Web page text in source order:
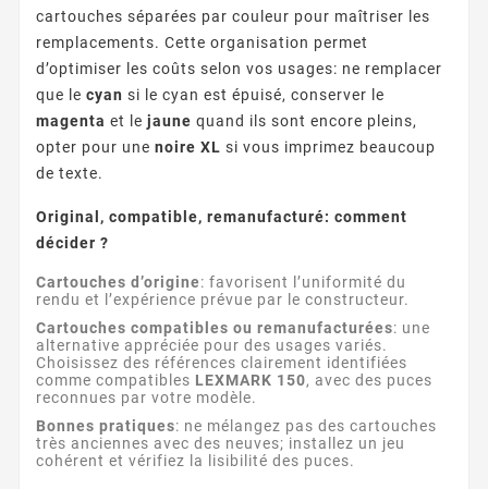
cartouches séparées par couleur pour maîtriser les
remplacements. Cette organisation permet
d’optimiser les coûts selon vos usages: ne remplacer
que le cyan si le cyan est épuisé, conserver le
magenta et le jaune quand ils sont encore pleins,
opter pour une noire XL si vous imprimez beaucoup
de texte.
Original, compatible, remanufacturé: comment
décider ?
Cartouches d’origine: favorisent l’uniformité du
rendu et l’expérience prévue par le constructeur.
Cartouches compatibles ou remanufacturées: une
alternative appréciée pour des usages variés.
Choisissez des références clairement identifiées
comme compatibles LEXMARK 150, avec des puces
reconnues par votre modèle.
Bonnes pratiques: ne mélangez pas des cartouches
très anciennes avec des neuves; installez un jeu
cohérent et vérifiez la lisibilité des puces.